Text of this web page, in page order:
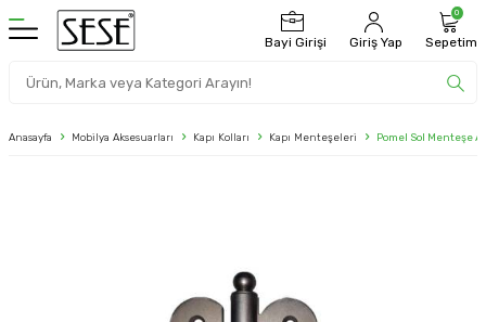
Bayi Girişi Giriş Yap
0
Sepetim
Anasayfa Mobilya Aksesuarları Kapı Kolları Kapı Menteşeleri Pomel Sol Menteşe